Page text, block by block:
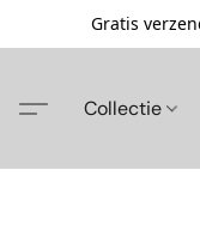
Gratis
Collectie